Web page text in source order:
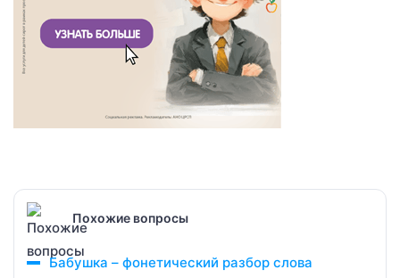
Похожие вопросы
Бабушка – фонетический разбор слова